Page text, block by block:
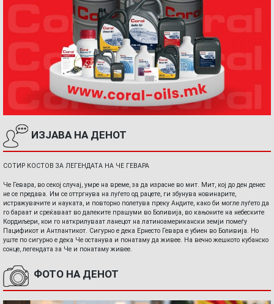
ИЗЈАВА НА ДЕНОТ
СОТИР КОСТОВ ЗА ЛЕГЕНДАТА НА ЧЕ ГЕВАРА
Че Гевара, во секој случај, умре на време, за да израсне во мит. Мит, кој до ден денес
не се предава. Им се оттргнува на луѓето од рацете, ги збунува новинарите,
истражувачите и науката, и повторно полетува преку Андите, како би могле луѓето да
го бараат и среќаваат во далеките прашуми во Боливија, во кањоните на небеските
Кордиљери, кои го наткрилуваат ланецот на латиноамерикански земји помеѓу
Пацификот и Антлантикот. Сигурно е дека Ернесто Гевара е убиен во Боливија. Но
уште по сигурно е дека Че останува и понатаму да живее. На вечно жешкото кубанско
сонце, легендата за Че и понатаму живее.
ФОТО НА ДЕНОТ